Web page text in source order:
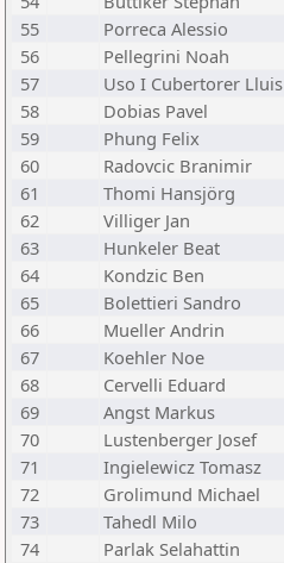
55
Porreca Alessio
56
Pellegrini Noah
57
Uso I Cubertorer Lluis
58
Dobias Pavel
59
Phung Felix
60
Radovcic Branimir
61
Thomi Hansjörg
62
Villiger Jan
63
Hunkeler Beat
64
Kondzic Ben
65
Bolettieri Sandro
66
Mueller Andrin
67
Koehler Noe
68
Cervelli Eduard
69
Angst Markus
70
Lustenberger Josef
71
Ingielewicz Tomasz
72
Grolimund Michael
73
Tahedl Milo
74
Parlak Selahattin